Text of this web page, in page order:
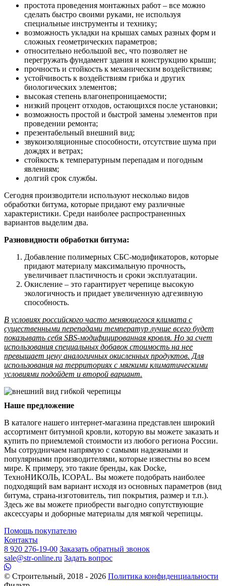
простота проведения монтажных работ – все можно
сделать быстро своими руками, не используя
специальные инструменты и технику;
возможность укладки на крышах самых разных форм и
сложных геометрических параметров;
относительно небольшой вес, что позволяет не
перегружать фундамент здания и конструкцию крыши;
прочность и стойкость к механическим воздействиям;
устойчивость к воздействиям грибка и других
биологических элементов;
высокая степень влагонепроницаемости;
низкий процент отходов, остающихся после установки;
возможность простой и быстрой замены элементов при
проведении ремонта;
презентабельный внешний вид;
звукоизоляционные способности, отсутствие шума при
дождях и ветрах;
стойкость к температурным перепадам и погодным
явлениям;
долгий срок службы.
Сегодня производители используют несколько видов
обработки битума, которые придают ему различные
характеристики. Среди наиболее распространенных
вариантов выделим два.
Разновидности обработки битума:
Добавление полимерных СБС-модификаторов, которые
придают материалу максимальную прочность,
увеличивает пластичность и сроки эксплуатации.
Окисление – это гарантирует черепице высокую
экологичность и придает увеличенную адгезивную
способность.
В условиях российского часто меняющегося климата с
существенными перепадами температур лучше всего будет
показывать себя SBS-модифицированная кровля. Но за счет
использования специальных добавок стоимость на нее
превышает цену аналогичных окисленных продуктов. Для
использования на территориях с мягкими климатическими
условиями подойдет и второй вариант.
Наше предложение
В каталоге нашего интернет-магазина представлен широкий
ассортимент битумной кровли, которую вы можете заказать и
купить по приемлемой стоимости из любого региона России.
Мы сотрудничаем напрямую с самыми надежными и
популярными производителями, которые известны во всем
мире. К примеру, это такие бренды, как Docke,
ТехноНИКОЛЬ, ICOPAL. Вы можете подобрать наиболее
подходящий вам вариант исходя из основных параметров (вид
битума, страна-изготовитель, тип покрытия, размер и т.п.).
Здесь же вы можете приобрести выгодно сопутствующие
аксессуары и доборные материалы для мягкой черепицы.
Помощь покупателю
Контакты
8 920 276-19-00 Заказать обратный звонок
sale@str-online.ru Задать вопрос
© Строительный, 2018 - 2026 Политика конфиденциальности